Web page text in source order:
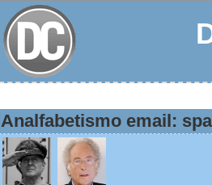
Analfabetismo email: